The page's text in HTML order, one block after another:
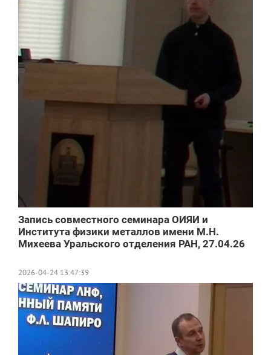
Запись совместного семинара ОИЯИ и
Института физики металлов имени М.Н.
Михеева Уральского отделения РАН, 27.04.26
2026-04-24 13:47:39